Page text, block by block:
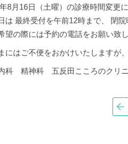
8月16日（土曜）の診療時間変更
は 最終受付を午前12時まで、 閉
望の際には予約の電話をお願い致し
にはご不便をおかけいたしますが
科 精神科 五反田こころのクリ